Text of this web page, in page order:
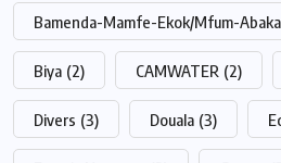
Bamenda-Mamfe-Ekok/Mfum-
Biya (2) CAMWATER (2)
Divers (3) Douala (3)